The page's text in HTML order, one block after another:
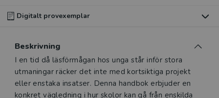
Digitalt provexemplar
digitalt provexemplar av den här produkten
Våra digitala provexemplar tillhandahålls via Studora.se
och ger dig tillgång till boken under 180 dagar. Observera
att erbjudandet endast gäller relevanta produkter för din
Beskrivning
Beskrivning
I en tid då läsförmågan hos unga står inför stora
utmaningar räcker det inte med kortsiktiga projekt
eller enstaka insatser. Denna handbok erbjuder en
konkret vägledning i hur skolor kan gå från enskilda